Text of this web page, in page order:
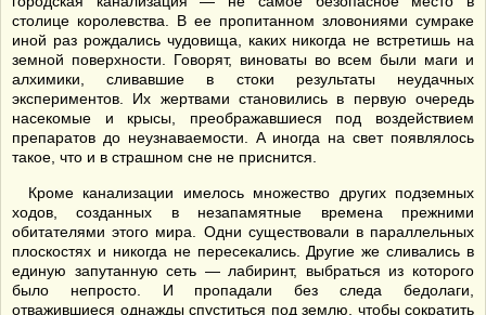
столице королевства. В ее пропитанном зловониями сумраке
иной раз рождались чудовища, каких никогда не встретишь на
земной поверхности. Говорят, виноваты во всем были маги и
алхимики, сливавшие в стоки результаты неудачных
экспериментов. Их жертвами становились в первую очередь
насекомые и крысы, преображавшиеся под воздействием
препаратов до неузнаваемости. А иногда на свет появлялось
такое, что и в страшном сне не приснится.
Кроме канализации имелось множество других подземных
ходов, созданных в незапамятные времена прежними
обитателями этого мира. Одни существовали в параллельных
плоскостях и никогда не пересекались. Другие же сливались в
единую запутанную сеть — лабиринт, выбраться из которого
было непросто. И пропадали без следа бедолаги,
отважившиеся однажды спуститься под землю, чтобы сократить